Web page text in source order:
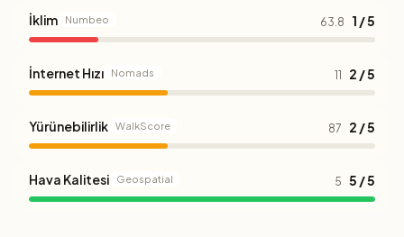
İklim Numbeo 63.8 1 / 5
İnternet Hızı Nomads 11 2 / 5
Yürünebilirlik WalkScore 87 2 / 5
Hava Kalitesi Geospatial 5 5 / 5